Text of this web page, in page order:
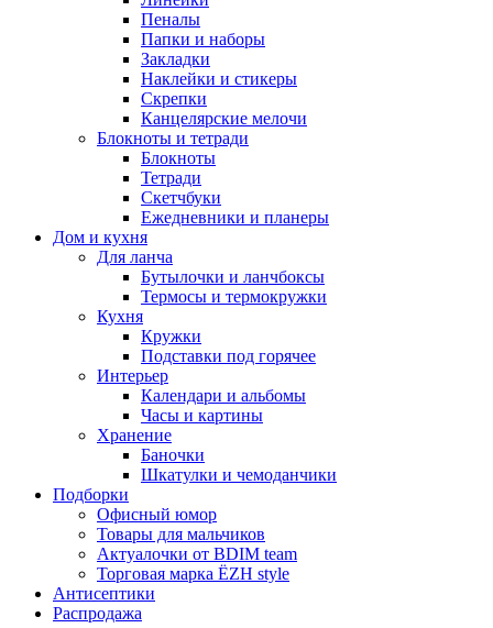
Пеналы
Папки и наборы
Закладки
Наклейки и стикеры
Скрепки
Канцелярские мелочи
Блокноты и тетради
Блокноты
Тетради
Скетчбуки
Ежедневники и планеры
Дом и кухня
Для ланча
Бутылочки и ланчбоксы
Термосы и термокружки
Кухня
Кружки
Подставки под горячее
Интерьер
Календари и альбомы
Часы и картины
Хранение
Баночки
Шкатулки и чемоданчики
Подборки
Офисный юмор
Товары для мальчиков
Актуалочки от BDIM team
Торговая марка ЁZH style
Антисептики
Распродажа